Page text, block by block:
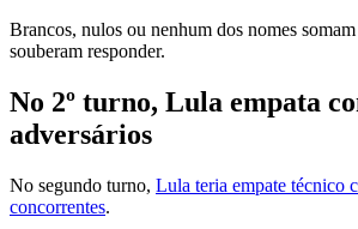
Brancos, nulos ou nenhum dos nomes somam
souberam responder.
No 2º turno, Lula empata
adversários
No segundo turno, Lula teria empate técnico
concorrentes.